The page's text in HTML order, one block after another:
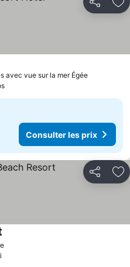
Partager
avec vue sur la mer Égée
Consulter les prix
Partager